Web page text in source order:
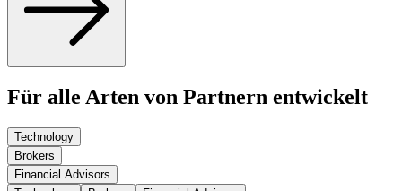
Für alle Arten von Partnern entwickelt
Technology
Brokers
Financial Advisors